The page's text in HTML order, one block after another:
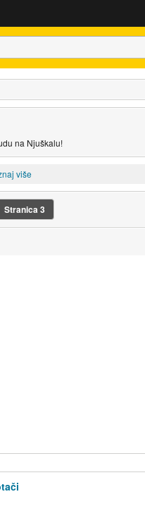
na Njuškalu!
više
Stranica3